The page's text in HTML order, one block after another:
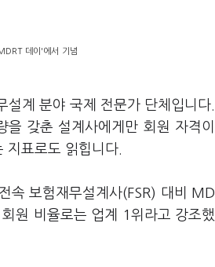
데이'에서 기념
계 분야 국제 전문가 단체입니다.
갖춘 설계사에게만 회원 자격이
표로도 읽힙니다.
속 보험재무설계사(FSR) 대비 MD
원 비율로는 업계 1위라고 강조했